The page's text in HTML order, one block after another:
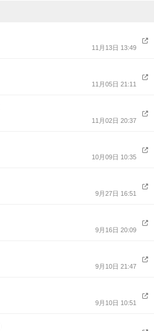
11月13日 13:49
11月05日 21:11
11月02日 20:37
10月09日 10:35
9月27日 16:51
9月16日 20:09
9月10日 21:47
9月10日 10:51